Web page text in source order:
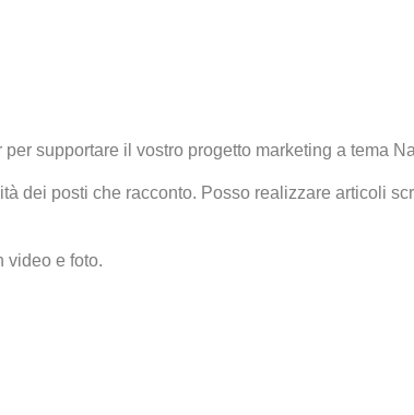
supportare il vostro progetto marketing a tema
dei posti che racconto. Posso realizzare articoli
video e foto.